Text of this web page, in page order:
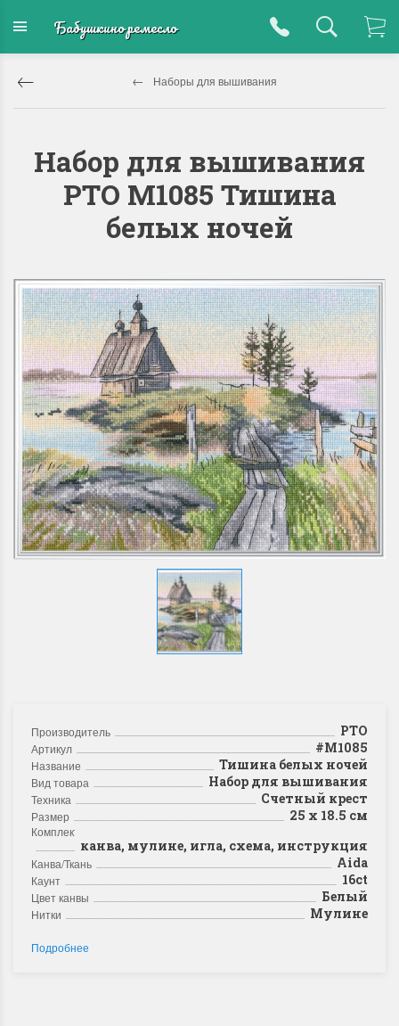
Бабушкино ремесло
Наборы для вышивания
Набор для вышивания
РТО M1085 Тишина
белых ночей
Производитель РТО
Артикул #M1085
Название Тишина белых ночей
Вид товара Набор для вышивания
Техника Счетный крест
Размер 25 х 18.5 см
Комплектация
канва, мулине, игла, схема, инструкция
Канва/Ткань Aida
Каунт 16ct
Цвет канвы Белый
Нитки Мулине
Подробнее